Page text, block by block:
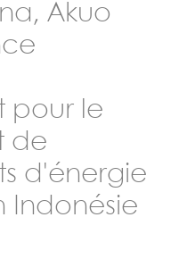
Akuo
pour le
de
d'énergie
Indonésie